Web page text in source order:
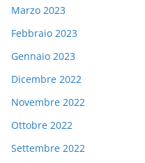
Marzo 2023
Febbraio 2023
Gennaio 2023
Dicembre 2022
Novembre 2022
Ottobre 2022
Settembre 2022